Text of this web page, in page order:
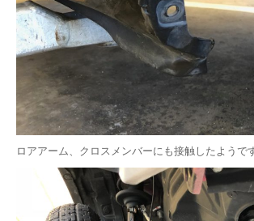
ロアアーム、クロスメンバーにも接触したようで